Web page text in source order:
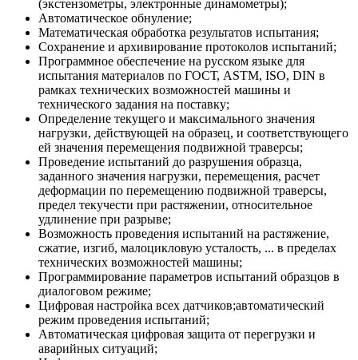
(экстензометры, электронные динамометры);
Автоматическое обнуление;
Математическая обработка результатов испытания;
Сохранение и архивирование протоколов испытаний;
Программное обеспечение на русском языке для
испытания материалов по ГОСТ, ASTM, ISO, DIN в
рамках технических возможностей машины и
технического задания на поставку;
Определение текущего и максимального значения
нагрузки, действующей на образец, и соответствующего
ей значения перемещения подвижной траверсы;
Проведение испытаний до разрушения образца,
заданного значения нагрузки, перемещения, расчет
деформации по перемещению подвижной траверсы,
предел текучести при растяжении, относительное
удлинение при разрыве;
Возможность проведения испытаний на растяжение,
сжатие, изгиб, малоцикловую усталость, ... в пределах
технических возможностей машины;
Программирование параметров испытаний образцов в
диалоговом режиме;
Цифровая настройка всех датчиков;автоматический
режим проведения испытаний;
Автоматическая цифровая защита от перегрузки и
аварийных ситуаций;